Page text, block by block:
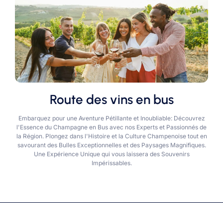
Route des vins en bus
Embarquez pour une Aventure Pétillante et Inoubliable: Découvrez
l'Essence du Champagne en Bus avec nos Experts et Passionnés de
la Région. Plongez dans l'Histoire et la Culture Champenoise tout en
savourant des Bulles Exceptionnelles et des Paysages Magnifiques.
Une Expérience Unique qui vous laissera des Souvenirs
Impérissables.